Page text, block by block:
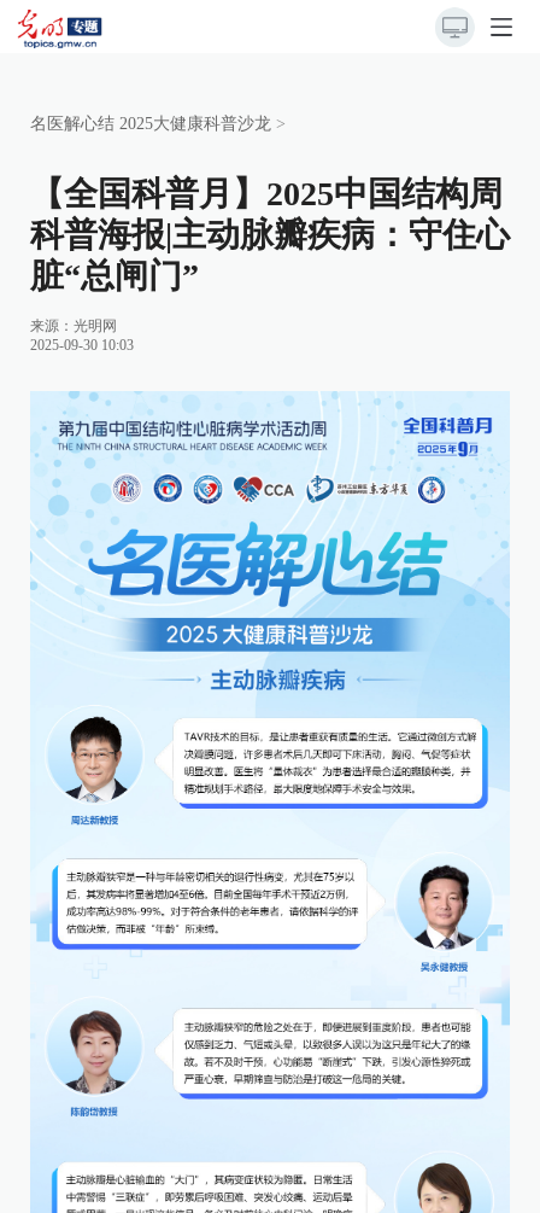
名医解心结 2025大健康科普沙龙 >
【全国科普月】2025中国结构周
科普海报|主动脉瓣疾病：守住心
脏“总闸门”
来源：光明网
2025-09-30 10:03